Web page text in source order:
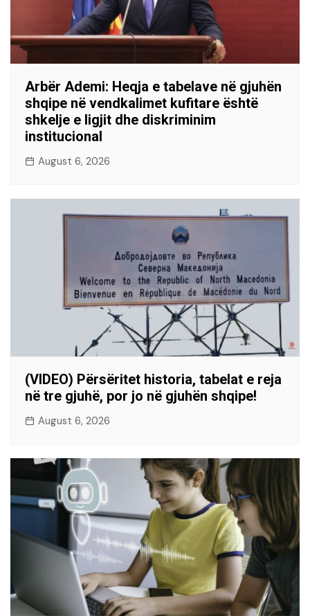
Arbër Ademi: Heqja e tabelave në gjuhën
shqipe në vendkalimet kufitare është
shkelje e ligjit dhe diskriminim
institucional
August 6, 2026
(VIDEO) Përsëritet historia, tabelat e reja
në tre gjuhë, por jo në gjuhën shqipe!
August 6, 2026